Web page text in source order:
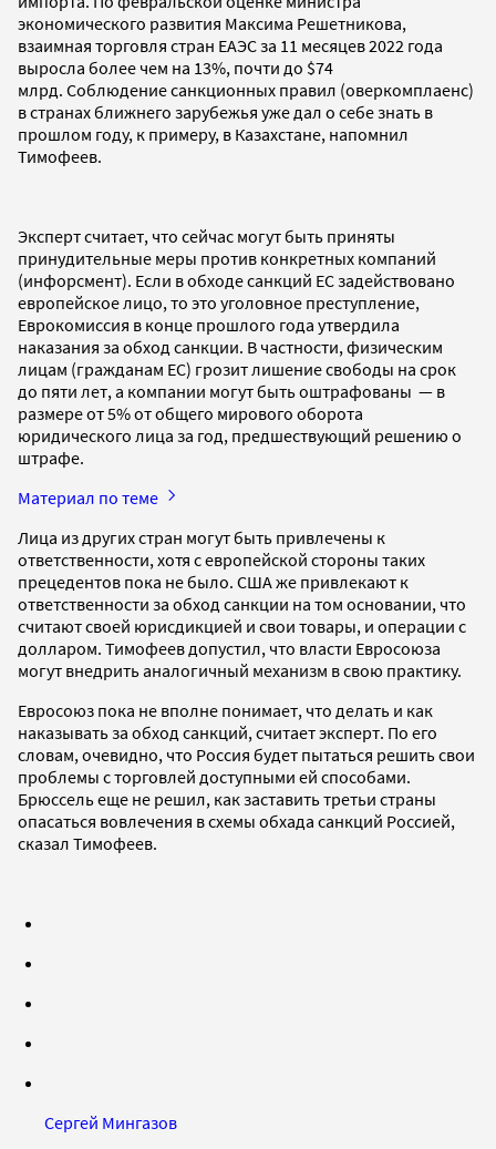
экономического развития Максима Решетникова,
взаимная торговля стран ЕАЭС за 11 месяцев 2022 года
выросла более чем на 13%, почти до $74
млрд. Соблюдение санкционных правил (оверкомплаенс)
в странах ближнего зарубежья уже дал о себе знать в
прошлом году, к примеру, в Казахстане, напомнил
Тимофеев.
Эксперт считает, что сейчас могут быть приняты
принудительные меры против конкретных компаний
(инфорсмент). Если в обходе санкций ЕС задействовано
европейское лицо, то это уголовное преступление,
Еврокомиссия в конце прошлого года утвердила
наказания за обход санкции. В частности, физическим
лицам (гражданам ЕС) грозит лишение свободы на срок
до пяти лет, а компании могут быть оштрафованы — в
размере от 5% от общего мирового оборота
юридического лица за год, предшествующий решению о
штрафе.
Материал по теме
Лица из других стран могут быть привлечены к
ответственности, хотя с европейской стороны таких
прецедентов пока не было. США же привлекают к
ответственности за обход санкции на том основании, что
считают своей юрисдикцией и свои товары, и операции с
долларом. Тимофеев допустил, что власти Евросоюза
могут внедрить аналогичный механизм в свою практику.
Евросоюз пока не вполне понимает, что делать и как
наказывать за обход санкций, считает эксперт. По его
словам, очевидно, что Россия будет пытаться решить свои
проблемы с торговлей доступными ей способами.
Брюссель еще не решил, как заставить третьи страны
опасаться вовлечения в схемы обхада санкций Россией,
сказал Тимофеев.
Сергей Мингазов